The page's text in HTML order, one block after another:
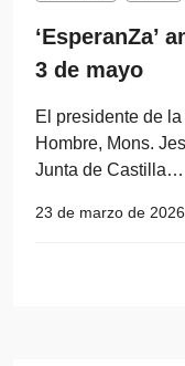
‘EsperanZa’
3 de mayo
El presidente de
Hombre, Mons.
Junta de Castilla…
23 de marzo de 2026